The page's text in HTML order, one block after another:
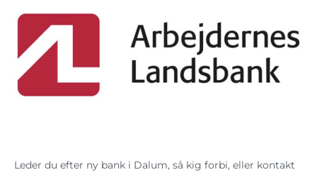
Leder du efter ny bank i Dalum, så kig forbi, eller kontakt